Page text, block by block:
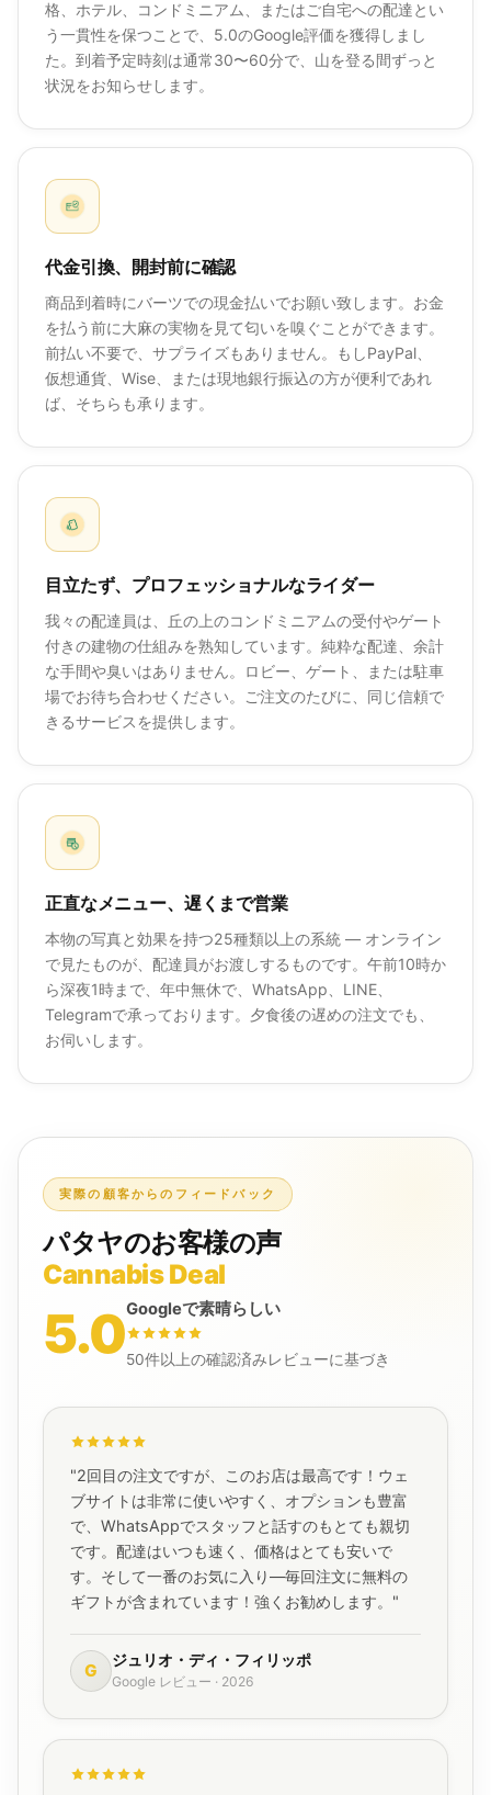
格、ホテル、コンドミニアム、またはご自宅への配達とい
う一貫性を保つことで、5.0のGoogle評価を獲得しまし
た。到着予定時刻は通常30〜60分で、山を登る間ずっと
状況をお知らせします。
代金引換、開封前に確認
商品到着時にバーツでの現金払いでお願い致します。お金
を払う前に大麻の実物を見て匂いを嗅ぐことができます。
前払い不要で、サプライズもありません。もしPayPal、
仮想通貨、Wise、または現地銀行振込の方が便利であれ
ば、そちらも承ります。
目立たず、プロフェッショナルなライダー
我々の配達員は、丘の上のコンドミニアムの受付やゲート
付きの建物の仕組みを熟知しています。純粋な配達、余計
な手間や臭いはありません。ロビー、ゲート、または駐車
場でお待ち合わせください。ご注文のたびに、同じ信頼で
きるサービスを提供します。
正直なメニュー、遅くまで営業
本物の写真と効果を持つ25種類以上の系統 — オンライン
で見たものが、配達員がお渡しするものです。午前10時か
ら深夜1時まで、年中無休で、WhatsApp、LINE、
Telegramで承っております。夕食後の遅めの注文でも、
お伺いします。
実際の顧客からのフィードバック
パタヤのお客様の声
Cannabis Deal
5.0Googleで素晴らしい
50件以上の確認済みレビューに基づき
"2回目の注文ですが、このお店は最高です！ウェ
ブサイトは非常に使いやすく、オプションも豊富
で、WhatsAppでスタッフと話すのもとても親切
です。配達はいつも速く、価格はとても安いで
す。そして一番のお気に入り—毎回注文に無料の
ギフトが含まれています！強くお勧めします。"
G
ジュリオ・ディ・フィリッポ
Google レビュー · 2026